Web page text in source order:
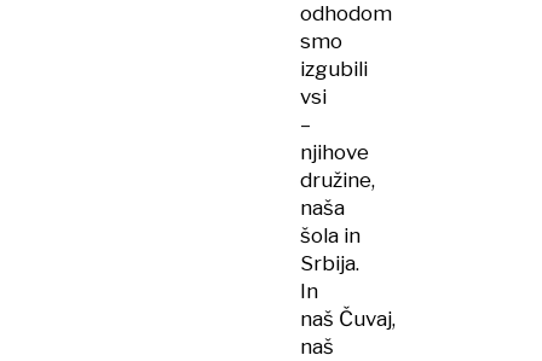
odhodom
smo
izgubili
vsi
–
njihove
družine,
naša
šola in
Srbija.
In
naš Čuvaj,
naš